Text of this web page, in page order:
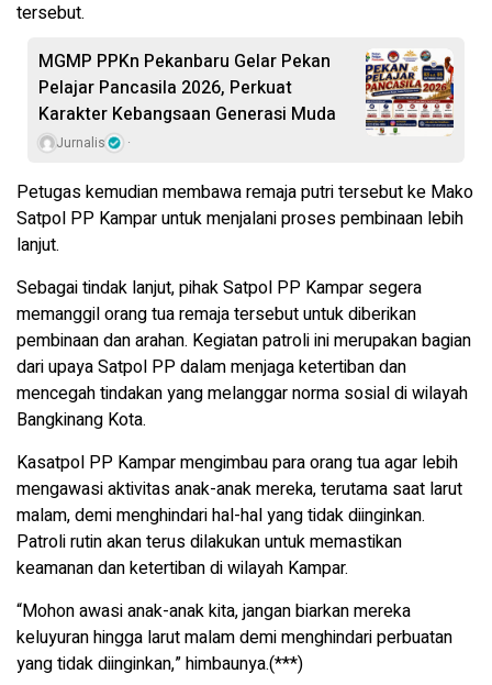
tersebut.
MGMP PPKn Pekanbaru Gelar Pekan
Pelajar Pancasila 2026, Perkuat
Karakter Kebangsaan Generasi Muda
Jurnalis
Petugas kemudian membawa remaja putri tersebut ke Mako
Satpol PP Kampar untuk menjalani proses pembinaan lebih
lanjut.
Sebagai tindak lanjut, pihak Satpol PP Kampar segera
memanggil orang tua remaja tersebut untuk diberikan
pembinaan dan arahan. Kegiatan patroli ini merupakan bagian
dari upaya Satpol PP dalam menjaga ketertiban dan
mencegah tindakan yang melanggar norma sosial di wilayah
Bangkinang Kota.
Kasatpol PP Kampar mengimbau para orang tua agar lebih
mengawasi aktivitas anak-anak mereka, terutama saat larut
malam, demi menghindari hal-hal yang tidak diinginkan.
Patroli rutin akan terus dilakukan untuk memastikan
keamanan dan ketertiban di wilayah Kampar.
“Mohon awasi anak-anak kita, jangan biarkan mereka
keluyuran hingga larut malam demi menghindari perbuatan
yang tidak diinginkan,” himbaunya.(***)